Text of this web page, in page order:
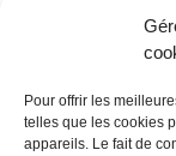
Pour offrir les
telles que les cookies
appareils. Le fait de